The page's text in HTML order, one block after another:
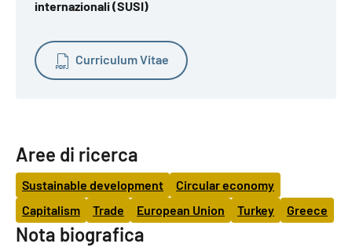
internazionali (SUSI)
Curriculum Vitae
Aree di ricerca
Sustainable development
Circular economy
Capitalism
Trade European Union Turkey Greece
Nota biografica